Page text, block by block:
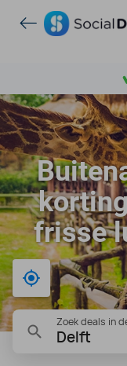
frisse
Bij mij in de
Zoek deals in
Delft